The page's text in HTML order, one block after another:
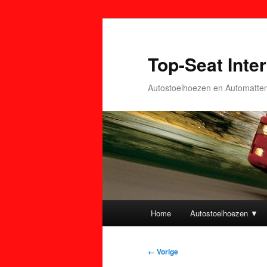
Top-Seat
Autostoelhoezen en
Spring
Spring
Home Autostoelhoezen ▼
Afbeeldingsnavigatie
← Vorige